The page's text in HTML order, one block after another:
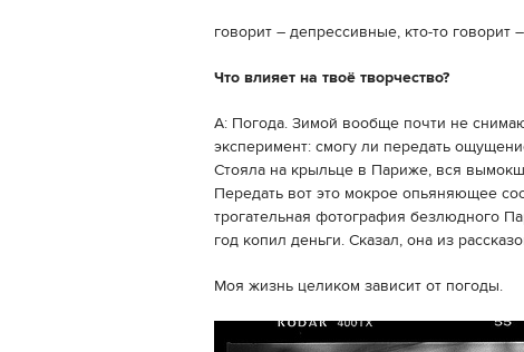
говорит – депрессивные, кто-то
Что влияет на твоё творчество?
A: Погода. Зимой вообще почти не
эксперимент: смогу ли передать
Стояла на крыльце в Париже, вся
Передать вот это мокрое опьяняющее
трогательная фотография безлюдного
год копил деньги. Сказал, она из
Моя жизнь целиком зависит от погоды.